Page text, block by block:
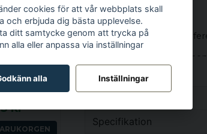
kr
Hane / Hona
Mest vanliga
Övergripande yttre
Djup: Invändig diameter
eller tryckslang.
Ytterligare
exempel byta pump/
Vikt
Specifikation
cookies för att vår webbplats skall
och erbjuda dig bästa upplevelse.
ditt samtycke genom att trycka på
alla eller anpassa via inställningar
alla Inställningar